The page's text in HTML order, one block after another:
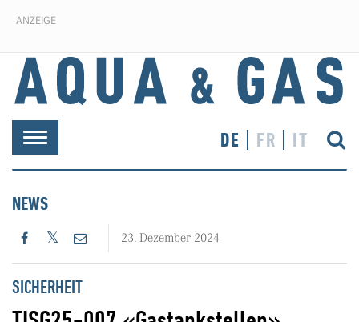
ANZEIGE
Toggle
navigation
DE FR IT
NEWS
23. Dezember 2024
SICHERHEIT